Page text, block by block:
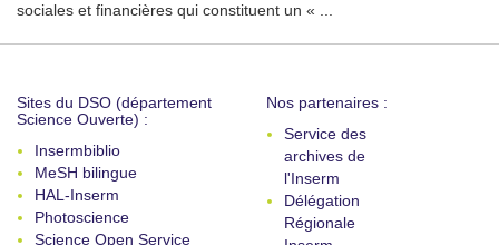
sociales et financières qui constituent un « ...
Sites du DSO (département
Science Ouverte) :
Insermbiblio
MeSH bilingue
HAL-Inserm
Photoscience
Science Open Service
Nos partenaires :
Service des
archives de
l'Inserm
Délégation
Régionale